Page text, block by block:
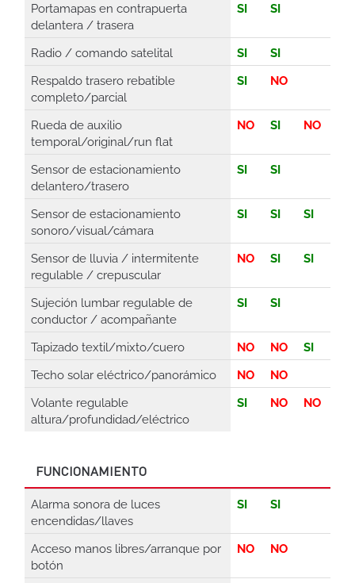
Portamapas en contrapuerta
delantera / trasera
SI SI
Radio / comando satelital SI
SI
Respaldo trasero rebatible
completo/parcial
SI NO
Rueda de auxilio
temporal/original/run flat
NO SI NO
Sensor de estacionamiento
delantero/trasero
SI SI
Sensor de estacionamiento
sonoro/visual/cámara
SI SI SI
Sensor de lluvia / intermitente
regulable / crepuscular
NO SI SI
Sujeción lumbar regulable de
conductor / acompañante
SI SI
Tapizado textil/mixto/cuero NO NO
SI
Techo solar eléctrico/panorámico
NO
NO
Volante regulable
altura/profundidad/eléctrico
SI NO NO
FUNCIONAMIENTO
Alarma sonora de luces
encendidas/llaves
SI SI
Acceso manos libres/arranque por
botón
NO NO